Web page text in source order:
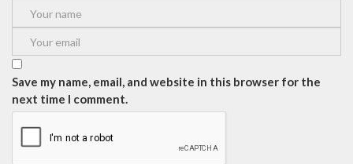
Save my name, email, and website in this browser for the
next time I comment.